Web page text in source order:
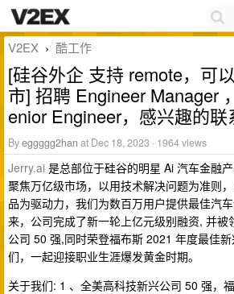
V2EX › 酷工作
[硅谷外企 支持 remote，可
市] 招聘 Engineer Manager
enior Engineer，感兴趣的联
Byeggggg2han at Dec 18, 2023 · 1964 views
Jerry.ai 是总部位于硅谷的明星 Ai 汽车金融产
聚焦万亿级市场，以用技术解决问题为准则
品为驱动力，我们为数百万用户提供最佳汽
来，公司完成了新一轮上亿元级别融资, 并被
公司 50 强,同时荣登福布斯 2021 年度最佳
们，一起迎接职业生涯爆发黄金时期。
关于我们: 1 、全美高科技新兴公司 50 强，